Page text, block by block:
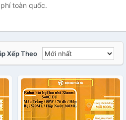
toàn quốc.
Xếp Theo